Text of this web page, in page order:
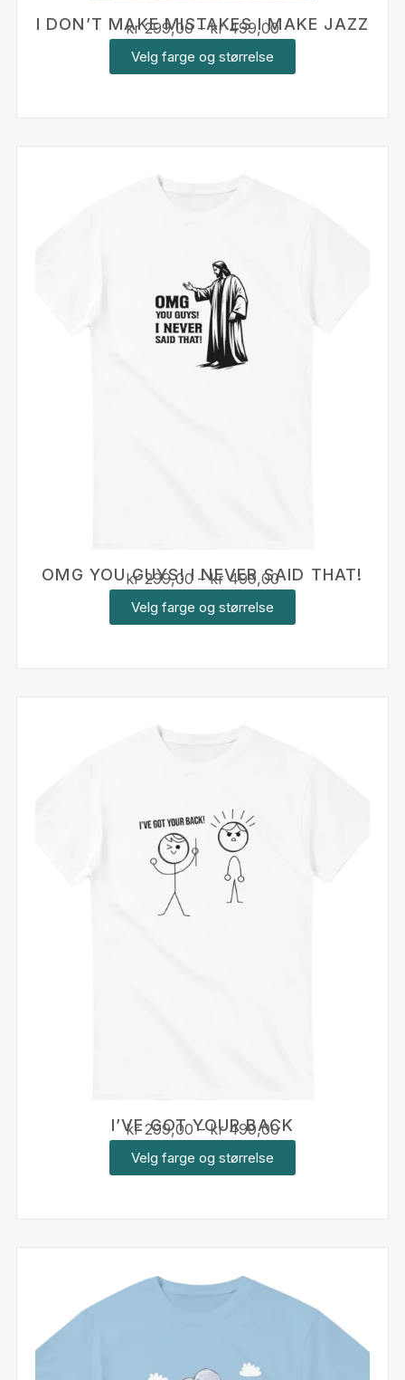
I DON’T MAKE MISTAKES I MAKE JAZZ
kr299,00 – kr499,00
Velg farge og størrelse
OMG YOU GUYS! I NEVER SAID THAT!
kr299,00 – kr499,00
Velg farge og størrelse
I’VE GOT YOUR BACK
kr299,00 – kr499,00
Velg farge og størrelse